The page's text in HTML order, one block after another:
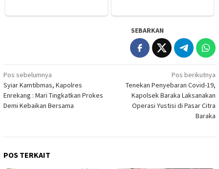
SEBARKAN
Navigasi
pos
Pos sebelumnya
Syiar Kamtibmas, Kapolres
Enrekang : Mari Tingkatkan Prokes
Demi Kebaikan Bersama
Pos berikutnya
Tenekan Penyebaran Covid-19,
Kapolsek Baraka Laksanakan
Operasi Yustisi di Pasar Citra
Baraka
POS TERKAIT